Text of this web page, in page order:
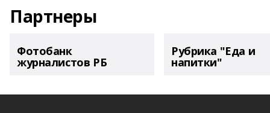
Партнеры
Фотобанк
журналистов РБ
Рубрика "Еда и
напитки"